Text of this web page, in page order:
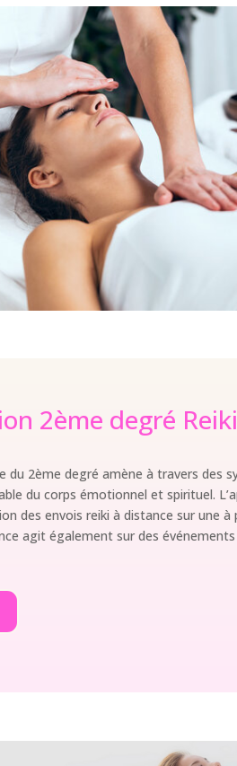
2ème degré Reiki
du 2ème degré amène à travers des
du corps émotionnel et spirituel.
des envois reiki à distance sur une à
agit également sur des